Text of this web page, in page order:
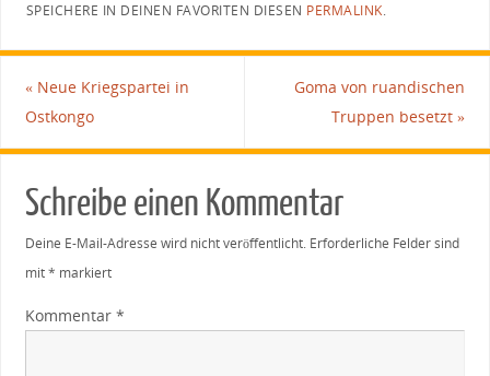
SPEICHERE IN DEINEN FAVORITEN DIESEN PERMALINK.
«Neue Kriegspartei in
Ostkongo
Goma von ruandischen
Truppen besetzt»
Schreibe einen Kommentar
Deine E-Mail-Adresse wird nicht veröffentlicht. Erforderliche Felder sind
mit* markiert
Kommentar *